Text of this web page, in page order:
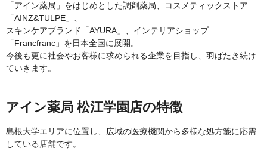
「アイン薬局」をはじめとした調剤薬局、コスメティックストア
「AINZ&TULPE」、
スキンケアブランド「AYURA」、インテリアショップ
「Francfranc」を日本全国に展開。
今後も更に社会やお客様に求められる企業を目指し、羽ばたき続け
ていきます。
アイン薬局 松江学園店の特徴
島根大学エリアに位置し、広域の医療機関から多様な処方箋に応需
している店舗です。